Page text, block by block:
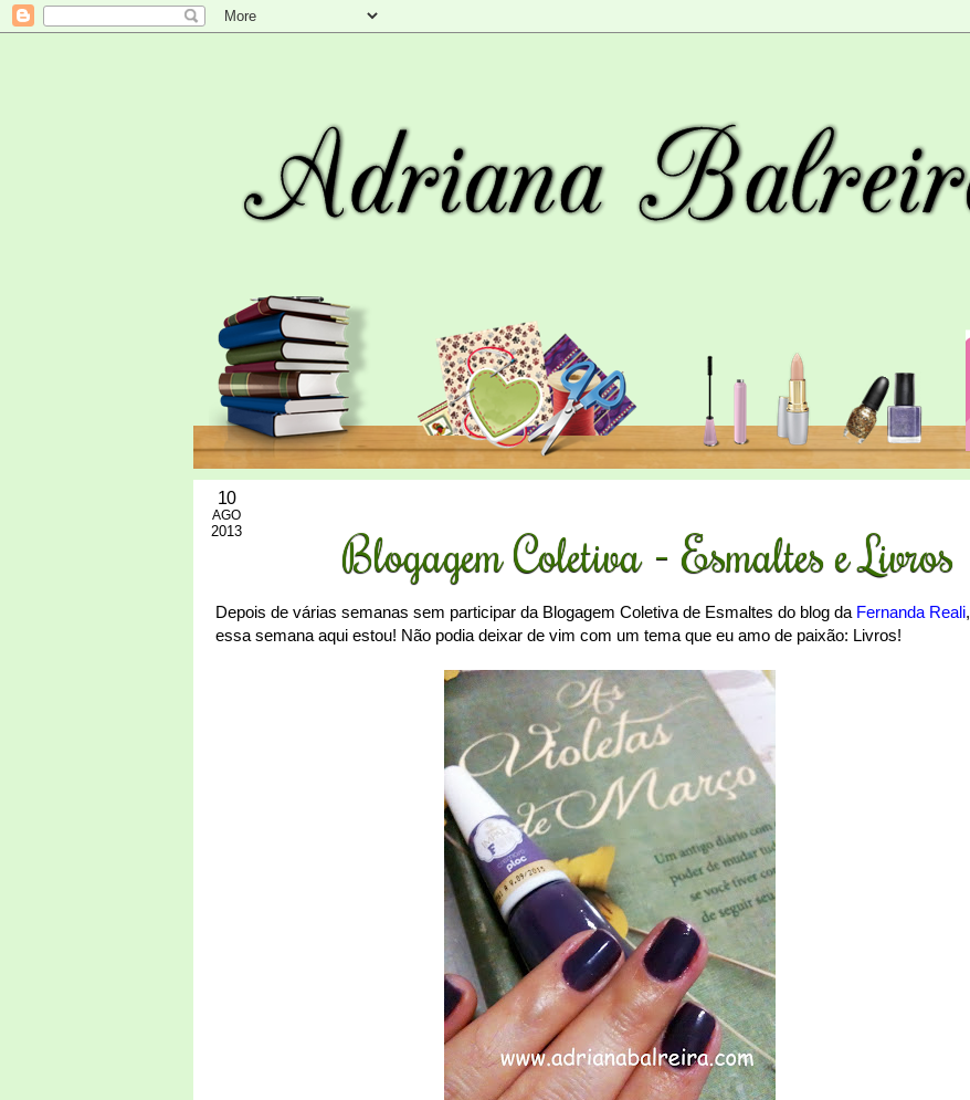
10
AGO
2013 Blogagem Coletiva - Esmaltes e Livros
Depois de várias semanas sem participar da Blogagem Coletiva de Esmaltes do blog da Fernanda Reali,
essa semana aqui estou! Não podia deixar de vim com um tema que eu amo de paixão: Livros!